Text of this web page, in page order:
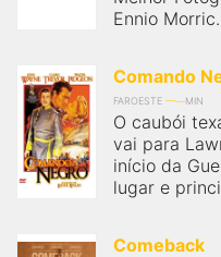
Ennio
Comando
FAROESTE MIN
O caubói
vai para
início da
lugar e
Comeback